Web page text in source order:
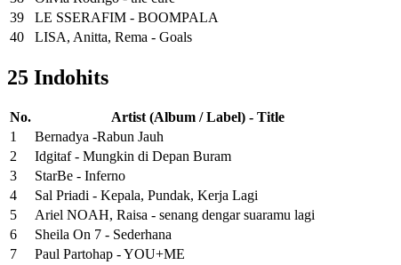
39
LE SSERAFIM - BOOMPALA
40
LISA, Anitta, Rema - Goals
25 Indohits
No.
Artist (Album / Label) - Title
1
Bernadya -Rabun Jauh
2
Idgitaf - Mungkin di Depan Buram
3
StarBe - Inferno
4
Sal Priadi - Kepala, Pundak, Kerja Lagi
5
Ariel NOAH, Raisa - senang dengar suaramu lagi
6
Sheila On 7 - Sederhana
7
Paul Partohap - YOU+ME